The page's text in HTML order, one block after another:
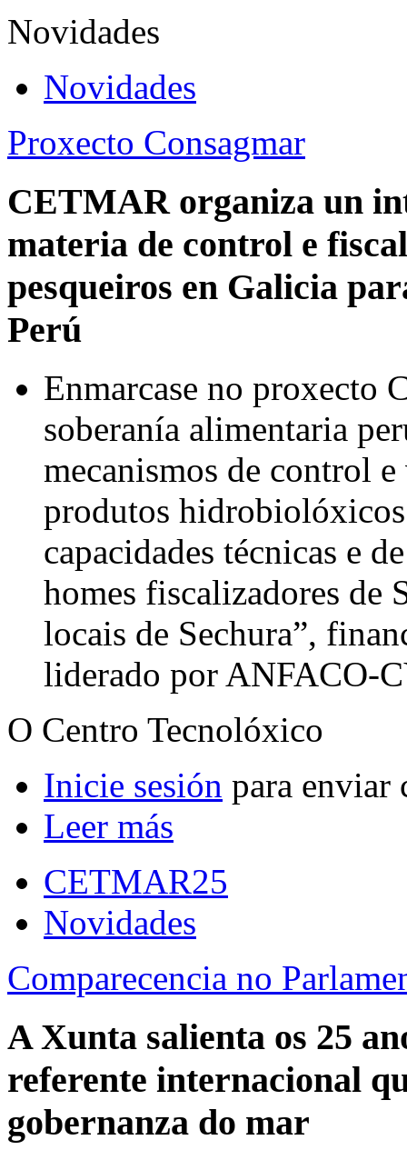
Novidades
Novidades
Proxecto Consagmar
CETMAR organiza un
materia de control e
pesqueiros en Galicia
Perú
Enmarcase no proxecto
soberanía alimentaria
mecanismos de control
produtos
capacidades técnicas e
homes fiscalizadores de
locais de Sechura”,
liderado por ANFACO-
O Centro Tecnolóxico
Inicie sesión para enviar
Leer más
CETMAR25
Novidades
Comparecencia no
A Xunta salienta os 25
referente internacional
gobernanza do mar